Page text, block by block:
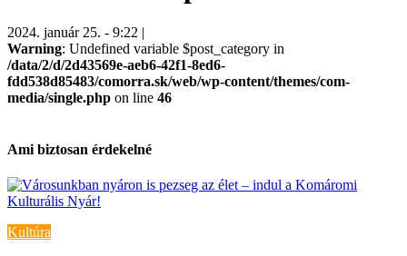
2024. január 25. - 9:22 |
Warning: Undefined variable $post_category in
/data/2/d/2d43569e-aeb6-42f1-8ed6-
fdd538d85483/comorra.sk/web/wp-content/themes/com-
media/single.php on line 46
Ami biztosan érdekelné
Kultúra